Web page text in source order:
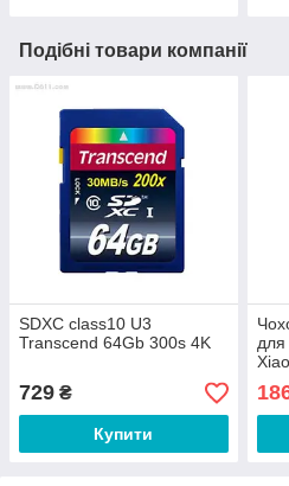
Подібні товари компанії
SDXC class10 U3
Transcend 64Gb 300s 4K
729 ₴
Купити
для